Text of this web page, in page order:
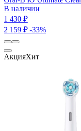
В наличии
1 430 ₽
2 159 ₽ -33%
АкцияХит